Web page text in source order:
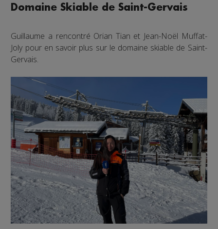
Domaine Skiable de Saint-Gervais
Guillaume a rencontré Orian Tian et Jean-Noël Muffat-
Joly pour en savoir plus sur le domaine skiable de Saint-
Gervais.